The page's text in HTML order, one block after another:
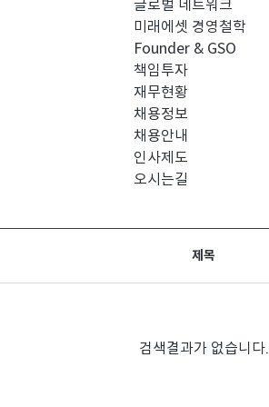
글로벌 네트워크
미래에셋 경영철학
Founder & GSO
책임투자
재무현황
채용정보
채용안내
인사제도
오시는길
제목
검색결과가 없습니다.